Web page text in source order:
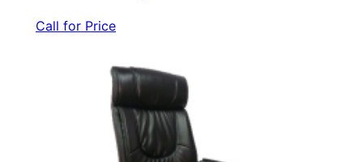
Call for Price